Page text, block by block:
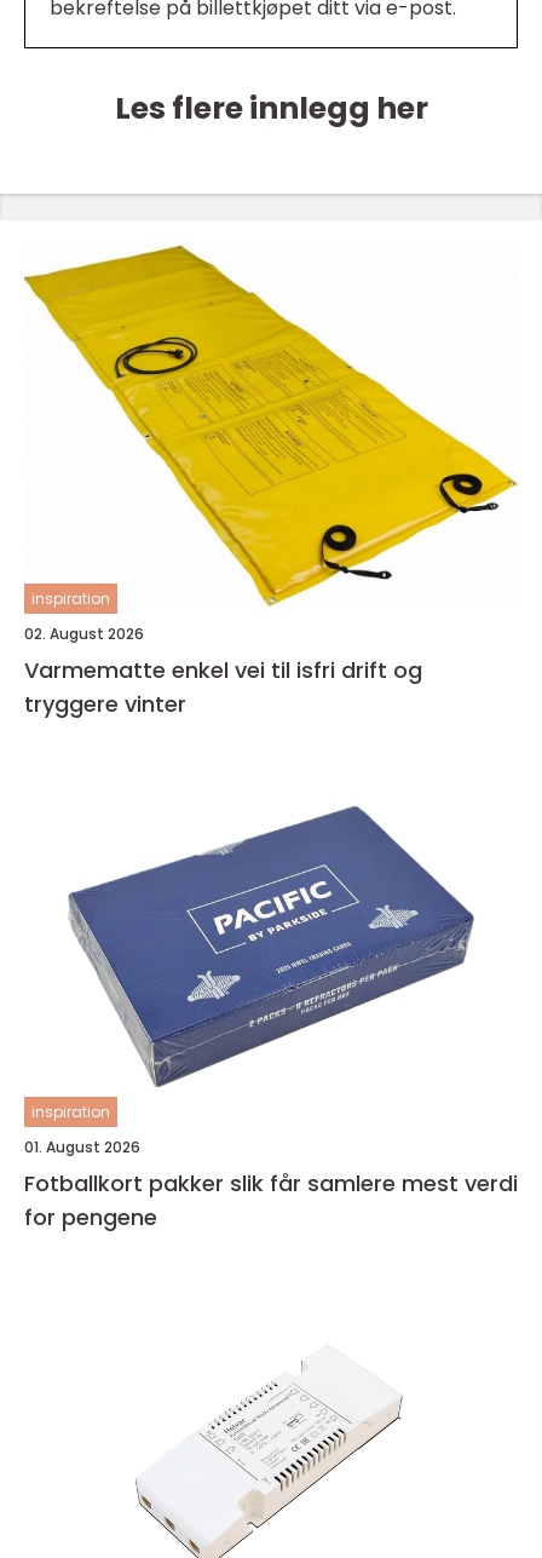
bekreftelse på billettkjøpet ditt via e-post.
Les flere innlegg her
inspiration
02. August 2026
Varmematte enkel vei til isfri drift og
tryggere vinter
inspiration
01. August 2026
Fotballkort pakker slik får samlere mest verdi
for pengene